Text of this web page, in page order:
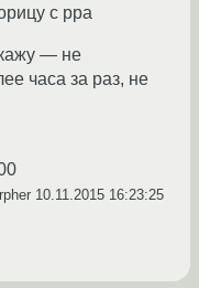
с рра
— не
часа за раз, не
10.11.2015 16:23:25